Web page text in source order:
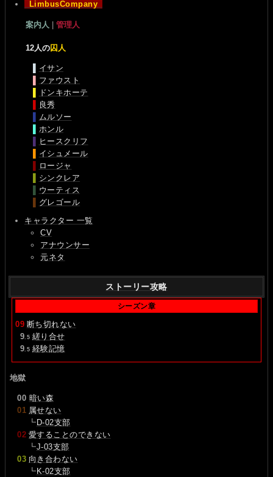
LimbusCompany
案内人 管理人
12人の囚人
イサン
ファウスト
ドンキホーテ
良秀
ムルソー
ホンル
ヒースクリフ
イシュメール
ロージャ
シンクレア
ウーティス
グレゴール
キャラクター 一覧
CV
アナウンサー
元ネタ
ストーリー攻略
シーズン章
09 断ち切れない
9 .5 縒り合せ
9 .5 経験記憶
地獄
00 暗い森
01 属せない
┗D-02支部
02 愛することのできない
┗J-03支部
03 向き合わない
┗K-02支部